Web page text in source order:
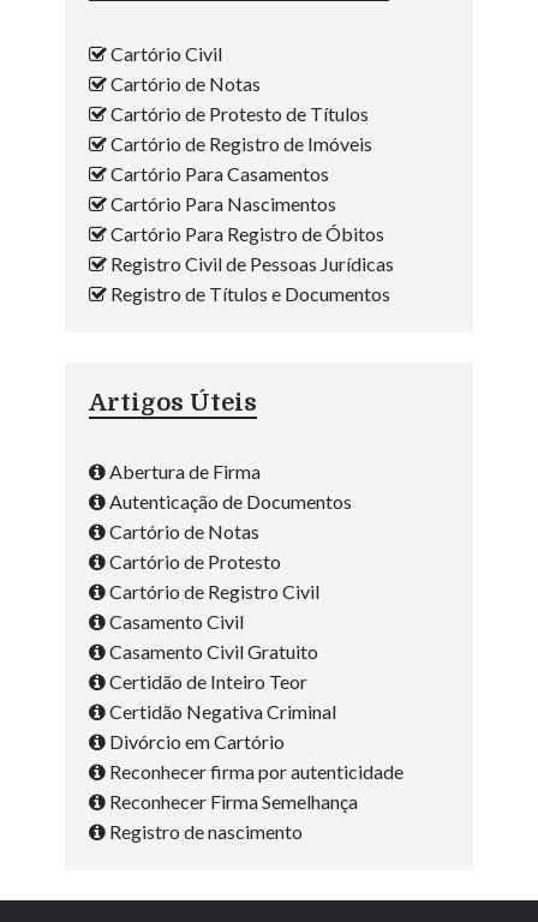
Cartório Civil
Cartório de Notas
Cartório de Protesto de Títulos
Cartório de Registro de Imóveis
Cartório Para Casamentos
Cartório Para Nascimentos
Cartório Para Registro de Óbitos
Registro Civil de Pessoas Jurídicas
Registro de Títulos e Documentos
Artigos Úteis
Abertura de Firma
Autenticação de Documentos
Cartório de Notas
Cartório de Protesto
Cartório de Registro Civil
Casamento Civil
Casamento Civil Gratuito
Certidão de Inteiro Teor
Certidão Negativa Criminal
Divórcio em Cartório
Reconhecer firma por autenticidade
Reconhecer Firma Semelhança
Registro de nascimento